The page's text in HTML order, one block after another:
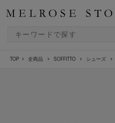
TOP 全商品 SOFFITTO シューズ